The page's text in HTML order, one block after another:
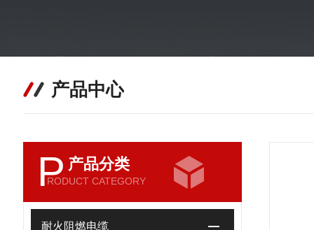
产品中心
P 产品分类
RODUCT CATEGORY
耐火阻燃电缆